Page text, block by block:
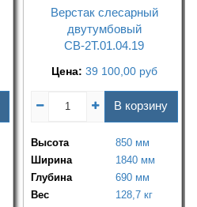
Верстак слесарный
двутумбовый
СВ-2Т.01.04.19
Цена: 39 100,00 руб
В корзину
Высота
850 мм
Ширина
1840 мм
Глубина
690 мм
Вес
128,7 кг